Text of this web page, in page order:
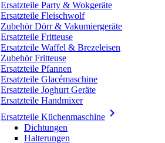
Ersatzteile Party & Wokgeräte
Ersatzteile Fleischwolf
Zubehör Dörr & Vakumiergeräte
Ersatzteile Fritteuse
Ersatzteile Waffel & Brezeleisen
Zubehör Fritteuse
Ersatzteile Pfannen
Ersatzteile Glacémaschine
Ersatzteile Joghurt Geräte
Ersatzteile Handmixer
Ersatzteile Küchenmaschine 
Dichtungen
Halterungen